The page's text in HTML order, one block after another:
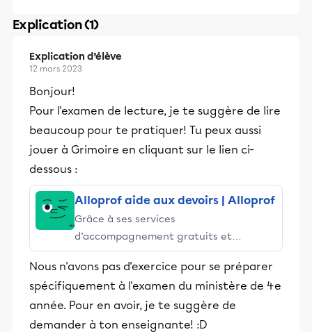
Explication (1)
Explication d’élève
12 mars 2023
Bonjour!
Pour l'examen de lecture, je te suggère de lire
beaucoup pour te pratiquer! Tu peux aussi
jouer à Grimoire en cliquant sur le lien ci-
dessous :
Alloprof aide aux devoirs | Alloprof
Grâce à ses services
d’accompagnement gratuits et
stimulants, Alloprof engage les élèves
et leurs parents dans la réussite
éducative.
Nous n'avons pas d'exercice pour se préparer
spécifiquement à l'examen du ministère de 4e
année. Pour en avoir, je te suggère de
demander à ton enseignante! :D